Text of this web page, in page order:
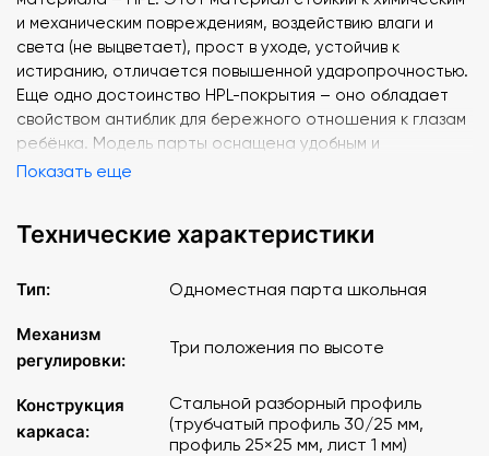
и механическим повреждениям, воздействию влаги и
света (не выцветает), прост в уходе, устойчив к
истиранию, отличается повышенной ударопрочностью.
Еще одно достоинство HPL-покрытия – оно обладает
свойством антиблик для бережного отношения к глазам
ребёнка. Модель парты оснащена удобным и
безопасным крючком для рюкзака, что обеспечивает
Защите ребенка от травм уделено отдельное внимание,
отсутствия острых углов. Торцы столешницы отделаны
имеют специальные заглушки для защиты детских ног от
возможных ушибов.
Основные характеристики:
Показать еще
Технические характеристики
Тип: Одноместная парта школьная
Механизм
регулировки:
Три положения по высоте
Конструкция
каркаса:
Стальной разборный профиль
(трубчатый профиль 30/25 мм,
профиль 25×25 мм, лист 1 мм)